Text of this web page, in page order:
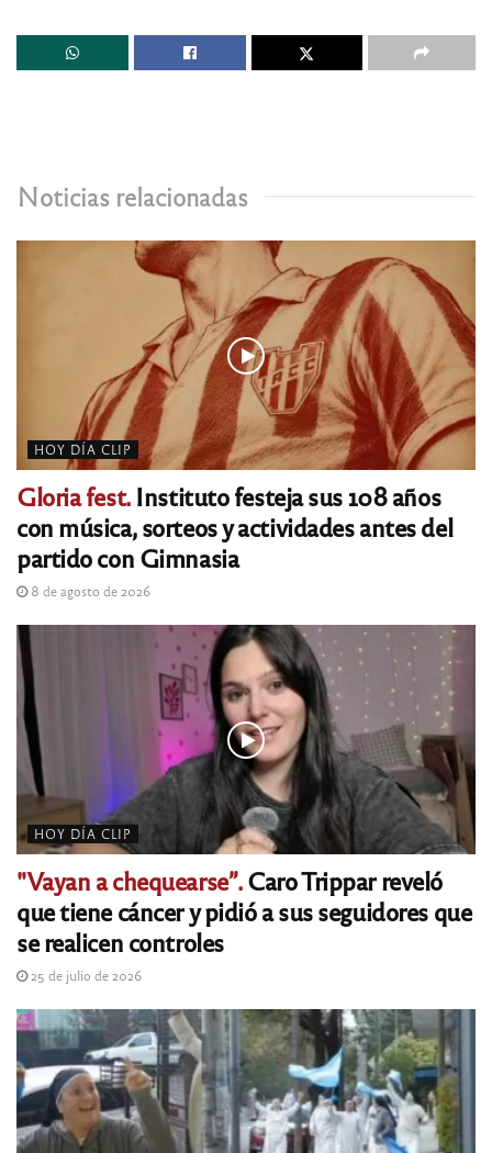
Noticias relacionadas
HOY DÍA CLIP
Gloria fest.Instituto festeja sus 108 años
con música, sorteos y actividades antes del
partido con Gimnasia
8 de agosto de 2026
HOY DÍA CLIP
"Vayan a chequearse”.Caro Trippar reveló
que tiene cáncer y pidió a sus seguidores que
se realicen controles
25 de julio de 2026